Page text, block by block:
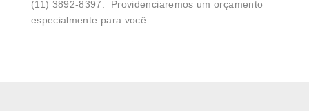
(11) 3892-8397. Providenciaremos um orçamento
especialmente para você.